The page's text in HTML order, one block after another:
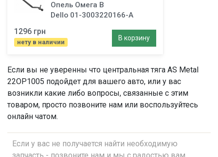
Опель Омега B
Dello 01-3003220166-A
1296 грн
нету в наличии
В корзину
Если вы не уверенны что центральная тяга AS Metal
22OP1005 подойдет для вашего авто, или у вас
возникли какие либо вопросы, связанные с этим
товаром, просто позвоните нам или воспользуйтесь
онлайн чатом.
Если у вас не получается найти необходимую